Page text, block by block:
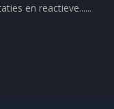
en reactieve......